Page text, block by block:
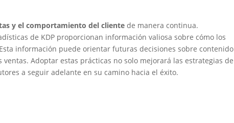
y el comportamiento del cliente de manera continua.
de KDP proporcionan información valiosa sobre cómo los
información puede orientar futuras decisiones sobre contenido
Adoptar estas prácticas no solo mejorará las estrategias de
a seguir adelante en su camino hacia el éxito.